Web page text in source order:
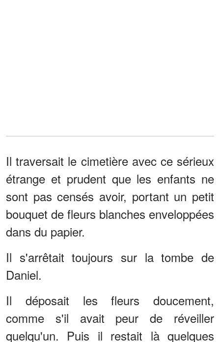
Il traversait le cimetière avec ce sérieux
étrange et prudent que les enfants ne
sont pas censés avoir, portant un petit
bouquet de fleurs blanches enveloppées
dans du papier.
Il s'arrêtait toujours sur la tombe de
Daniel.
Il déposait les fleurs doucement,
comme s'il avait peur de réveiller
quelqu'un. Puis il restait là quelques